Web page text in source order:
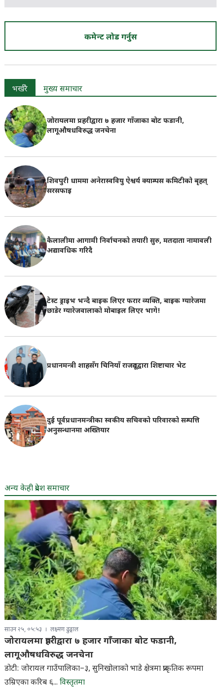
कमेन्ट लोड गर्नुस
भर्खरै मुख्य समाचार
जोरायलमा प्रहरीद्वारा ७ हजार गाँजाका बोट फडानी,
लागूऔषधविरुद्ध जनचेना
शिवपुरी धाममा अनेरास्ववियु ऐश्वर्य क्याम्पस कमिटीको बृहत्
सरसफाइ
कैलालीमा आगामी निर्वाचनको तयारी सुरु, मतदाता नामावली
अद्यावधिक गरिदै
टेस्ट ड्राइभ भन्दै बाइक लिएर फरार व्यक्ति, बाइक ग्यारेजमा
छाडेर ग्यारेजवालाकाे मोबाइल लिएर भागे!
प्रधानमन्त्री शाहसँग चिनियाँ राजदूतद्वारा शिष्टाचार भेट
दुई पूर्वप्रधानमन्त्रीका स्वकीय सचिवको परिवारको सम्पत्ति
अनुसन्धानमा अख्तियार
अन्य केही प्रदेश समाचार
साउन २५, ०५:५३ लक्ष्मण ढुङ्गाल
जोरायलमा प्रहरीद्वारा ७ हजार गाँजाका बोट फडानी,
लागूऔषधविरुद्ध जनचेना
डोटी: जोरायल गाउँपालिका–३, सुनिखोलाको भाडे क्षेत्रमा प्राकृतिक रूपमा
उम्रिएका करिब ६... विस्तृतमा